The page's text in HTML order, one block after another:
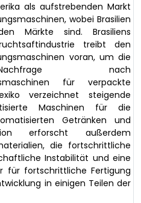
als aufstrebenden Markt
wobei Brasilien
Märkte sind. Brasiliens
treibt den
voran, um die
nach
für verpackte
verzeichnet steigende
Maschinen für die
Getränken und
erforscht außerdem
die fortschrittliche
Instabilität und eine
für fortschrittliche Fertigung
in einigen Teilen der